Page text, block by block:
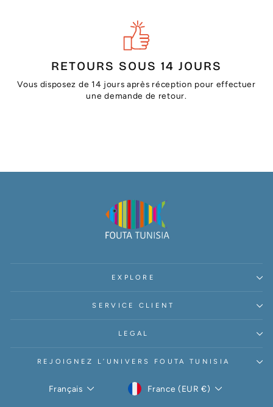
RETOURS SOUS 14 JOURS
Vous disposez de 14 jours après réception pour effectuer
une demande de retour.
EXPLORE
SERVICE CLIENT
LEGAL
REJOIGNEZ L’UNIVERS FOUTA TUNISIA
LANGUE
Français DEVISE
France (EUR €)